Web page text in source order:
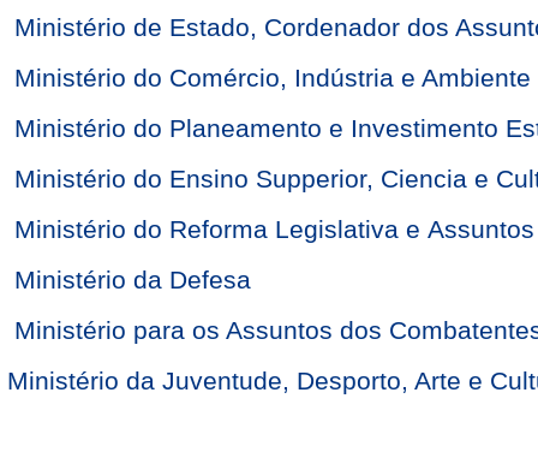
Ministério de Estado, Cordenador dos
Ministério do Comércio, Indústria e Ambiente
Ministério do Planeamento e Investimento
Ministério do Ensino Supperior, Ciencia e
Ministério do Reforma Legislativa e
Ministério da Defesa
Ministério para os Assuntos dos
Ministério da Juventude, Desporto, Arte e